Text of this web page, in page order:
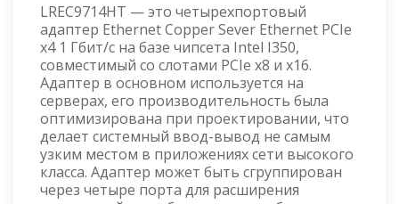
LREC9714HT — это четырехпортовый
адаптер Ethernet Copper Sever Ethernet PCIe
x4 1 Гбит/с на базе чипсета Intel I350,
совместимый со слотами PCIe x8 и x16.
Адаптер в основном используется на
серверах, его производительность была
оптимизирована при проектировании, что
делает системный ввод-вывод не самым
узким местом в приложениях сети высокого
класса. Адаптер может быть сгруппирован
через четыре порта для расширения